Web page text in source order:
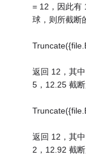
= 12，因此有
球，则所截断
返回 12，其
5，12.25 截断
返回 12，其
2，12.92 截断